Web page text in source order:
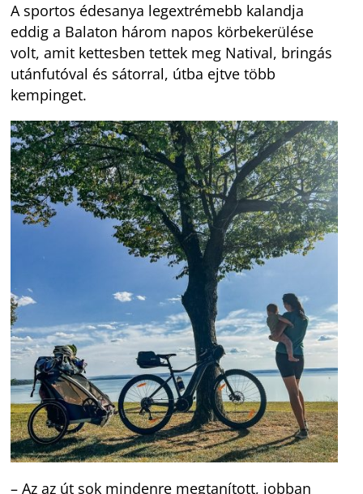
A sportos édesanya legextrémebb kalandja
eddig a Balaton három napos körbekerülése
volt, amit kettesben tettek meg Natival, bringás
utánfutóval és sátorral, útba ejtve több
kempinget.
– Az az út sok mindenre megtanított, jobban